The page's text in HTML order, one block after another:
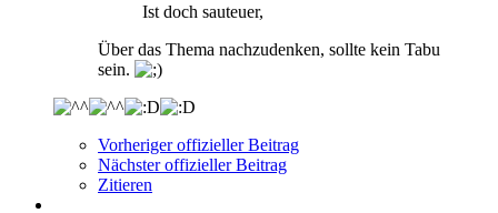
Ist doch sauteuer,
Über das Thema nachzudenken, sollte kein Tabu
sein.
Vorheriger offizieller Beitrag
Nächster offizieller Beitrag
Zitieren